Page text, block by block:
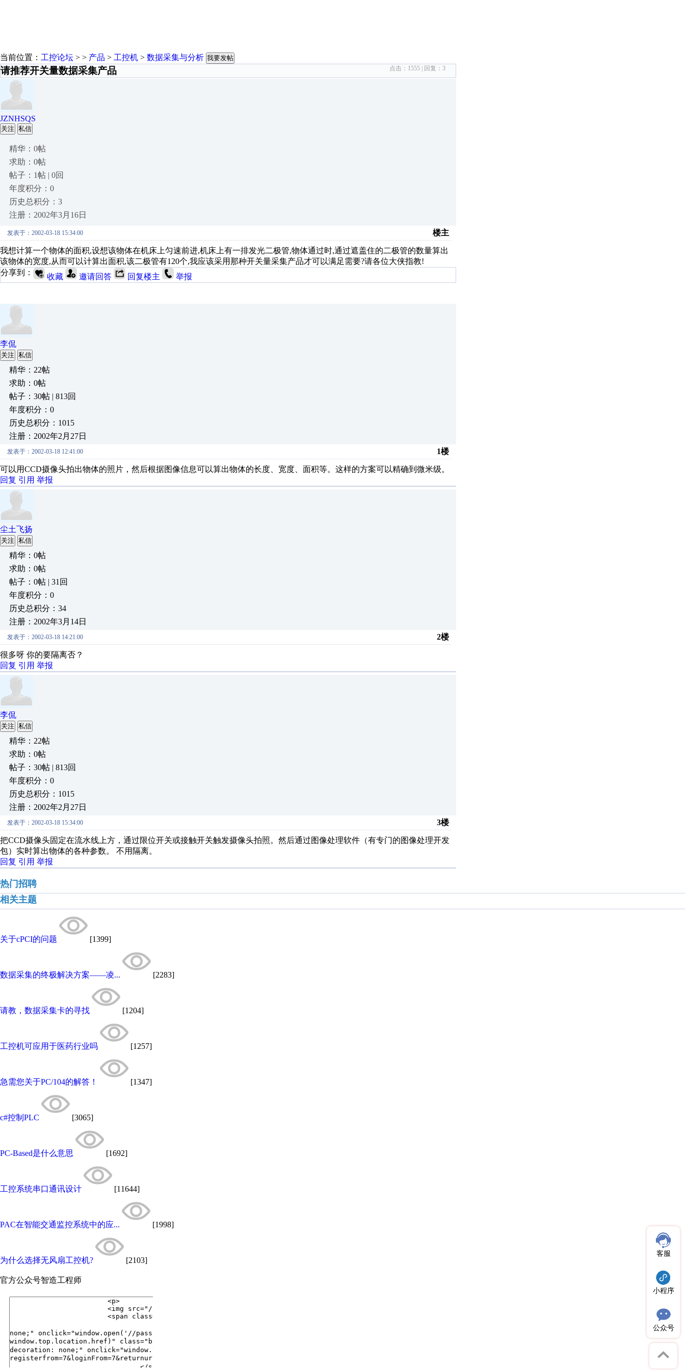
当前位置： 工控论坛 > > 产品 > 工控机 > 数据采集与分析 我要发帖
请推荐开关量数据采集产品 点击： 1555 | 回复： 3
JZNHSQS
关注 私信
精华：0帖
求助：0帖
帖子：1帖 | 0回
年度积分：0
历史总积分：3
注册：2002年3月16日
发表于：2002-03-18 15:34:00 楼主
我想计算一个物体的面积,设想该物体在机床上匀速前进,机床上有一排发光二极管,物体通过时,通过遮盖住的二极管的数量算出
该物体的宽度,从而可以计算出面积,该二极管有120个,我应该采用那种开关量采集产品才可以满足需要?请各位大侠指教!
分享到：
收藏 邀请回答 回复楼主 举报
李侃
关注 私信
精华：22帖
求助：0帖
帖子：30帖 | 813回
年度积分：0
历史总积分：1015
注册：2002年2月27日
发表于：2002-03-18 12:41:00 1楼
可以用CCD摄像头拍出物体的照片，然后根据图像信息可以算出物体的长度、宽度、面积等。这样的方案可以精确到微米级。
回复 引用 举报
尘土飞扬
关注 私信
精华：0帖
求助：0帖
帖子：0帖 | 31回
年度积分：0
历史总积分：34
注册：2002年3月14日
发表于：2002-03-18 14:21:00 2楼
很多呀 你的要隔离否？
回复 引用 举报
李侃
关注 私信
精华：22帖
求助：0帖
帖子：30帖 | 813回
年度积分：0
历史总积分：1015
注册：2002年2月27日
发表于：2002-03-18 15:34:00 3楼
把CCD摄像头固定在流水线上方，通过限位开关或接触开关触发摄像头拍照。然后通过图像处理软件（有专门的图像处理开发
包）实时算出物体的各种参数。 不用隔离。
回复 引用 举报
热门招聘
相关主题
关于cPCI的问题 [1399]
数据采集的终极解决方案——凌... [2283]
请教，数据采集卡的寻找 [1204]
工控机可应用于医药行业吗 [1257]
急需您关于PC/104的解答！ [1347]
c#控制PLC [3065]
PC-Based是什么意思 [1692]
工控系统串口通讯设计 [11644]
PAC在智能交通监控系统中的应... [1998]
为什么选择无风扇工控机? [2103]
官方公众号智造工程师
客服
小程序
公众号